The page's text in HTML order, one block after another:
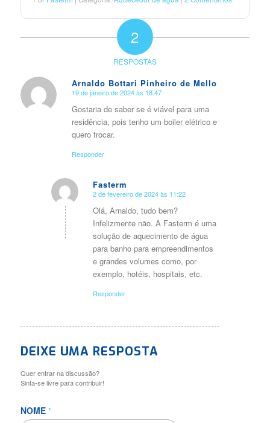
2
RESPOSTAS
Arnaldo Bottari Pinheiro de Mello
diz:
19 de janeiro de 2024 às 18:47
Gostaria de saber se é viável para uma
residência, pois tenho um boiler elétrico e
quero trocar.
Responder
Fasterm
diz:
2 de fevereiro de 2024 às 11:22
Olá, Arnaldo, tudo bem?
Infelizmente não. A Fasterm é uma
solução de aquecimento de água
para banho para empreendimentos
e grandes volumes como, por
exemplo, hotéis, hospitais, etc.
Responder
DEIXE UMA RESPOSTA
Quer entrar na discussão?
Sinta-se livre para contribuir!
NOME *